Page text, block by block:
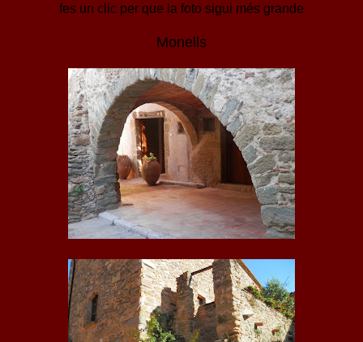
fes un clic per que la foto sigui més grande
Monells